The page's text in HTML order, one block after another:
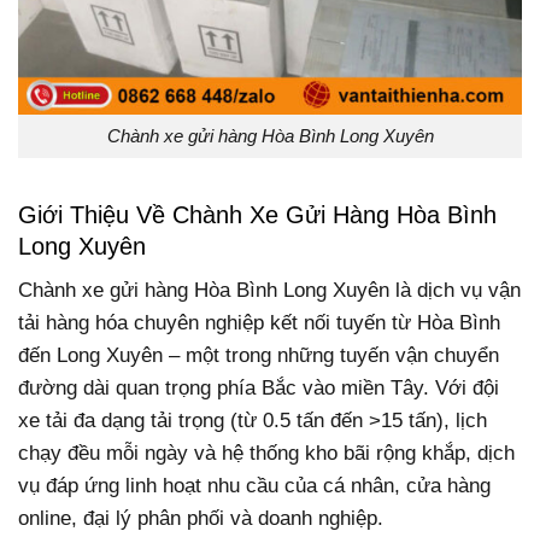
Chành xe gửi hàng Hòa Bình Long Xuyên
Giới Thiệu Về Chành Xe Gửi Hàng Hòa Bình
Long Xuyên
Chành xe gửi hàng Hòa Bình Long Xuyên là dịch vụ vận
tải hàng hóa chuyên nghiệp kết nối tuyến từ Hòa Bình
đến Long Xuyên – một trong những tuyến vận chuyển
đường dài quan trọng phía Bắc vào miền Tây. Với đội
xe tải đa dạng tải trọng (từ 0.5 tấn đến >15 tấn), lịch
chạy đều mỗi ngày và hệ thống kho bãi rộng khắp, dịch
vụ đáp ứng linh hoạt nhu cầu của cá nhân, cửa hàng
online, đại lý phân phối và doanh nghiệp.